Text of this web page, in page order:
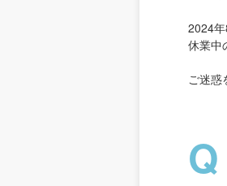
2024
休業中
ご迷惑
Q